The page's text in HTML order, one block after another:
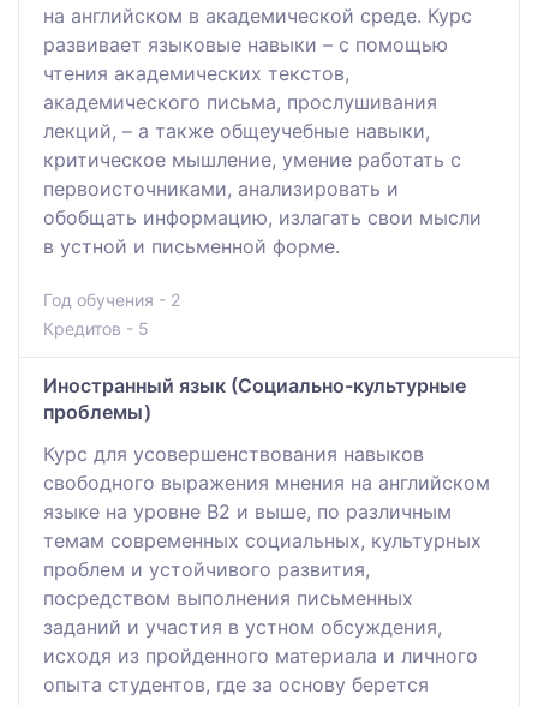
на английском в академической среде. Курс
развивает языковые навыки – с помощью
чтения академических текстов,
академического письма, прослушивания
лекций, – а также общеучебные навыки,
критическое мышление, умение работать с
первоисточниками, анализировать и
обобщать информацию, излагать свои мысли
в устной и письменной форме.
Год обучения - 2
Кредитов - 5
Иностранный язык (Социально-культурные
проблемы)
Курс для усовершенствования навыков
свободного выражения мнения на английском
языке на уровне В2 и выше, по различным
темам современных социальных, культурных
проблем и устойчивого развития,
посредством выполнения письменных
заданий и участия в устном обсуждения,
исходя из пройденного материала и личного
опыта студентов, где за основу берется